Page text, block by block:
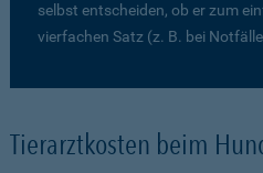
selbst entscheiden, ob er zum
vierfachen Satz (z. B. bei
Tierarztkosten beim